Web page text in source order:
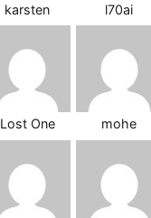
karsten l70ai
Lost One mohe